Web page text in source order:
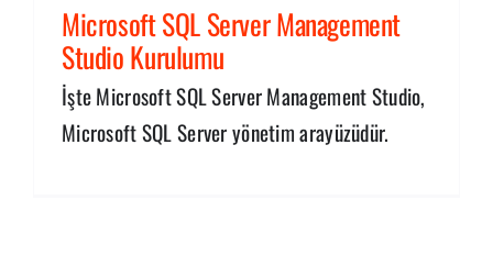
Microsoft SQL Server Management
Studio Kurulumu
İşte Microsoft SQL Server Management Studio,
Microsoft SQL Server yönetim arayüzüdür.